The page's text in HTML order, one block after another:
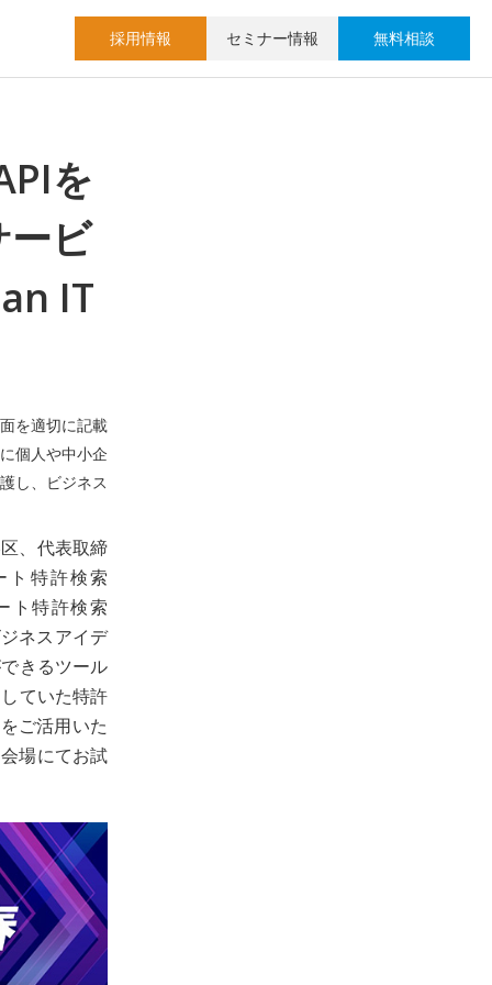
採用情報 セミナー情報 無料相談
を
ービ
IT
を適切に記載
個人や中小企
し、ビジネス
、代表取締
ト特許検索
ト特許検索
ネスアイデ
きるツール
ていた特許
ご活用いた
場にてお試